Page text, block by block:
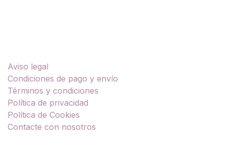
Aviso legal
Condiciones de pago y envío
Términos y condiciones
Política de privacidad
Política de Cookies
Contacte con nosotros